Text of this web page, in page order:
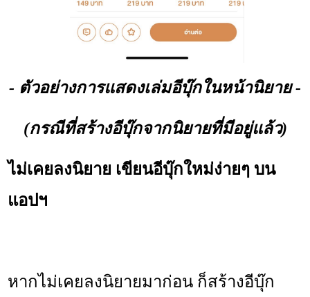
- ตัวอย่างการแสดงเล่มอีบุ๊กในหน้านิยาย -
(กรณีที่สร้างอีบุ๊กจากนิยายที่มีอยู่แล้ว)
ไม่เคยลงนิยาย เขียนอีบุ๊กใหม่ง่ายๆ บน
แอปฯ
หากไม่เคยลงนิยายมาก่อน ก็สร้างอีบุ๊ก